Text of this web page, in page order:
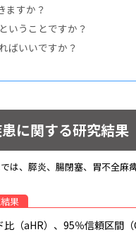
ますか？
いうことですか？
ばいいですか？
に関する研究結
は、膵炎、腸閉塞、胃不全麻
果
（aHR）、95％信頼区間（